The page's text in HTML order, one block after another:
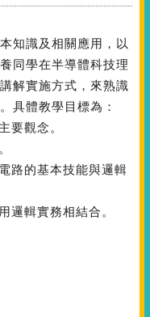
知識及相關應用，以
同學在半導體科技理
解實施方式，來熟識
具體教學目標為：
要觀念。
路的基本技能與邏輯
邏輯實務相結合。